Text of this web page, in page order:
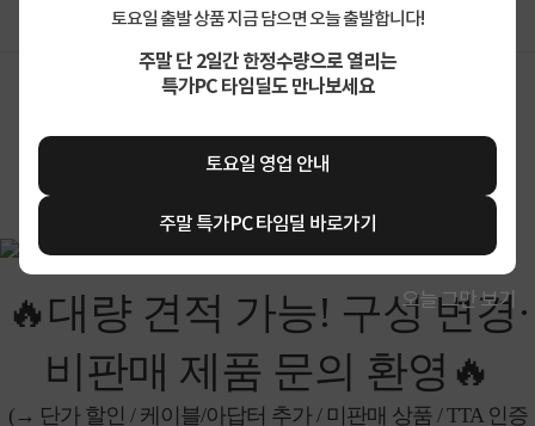
토요일 출발 상품 지금 담으면 오늘 출발합니다!
주말 단 2일간 한정수량으로 열리는
특가PC 타임딜도 만나보세요
토요일 영업 안내
주말 특가PC 타임딜 바로가기
오늘 그만 보기
상세정보 구매후기(0) Q&A(
🔥대량 견적 가능! 구성 변경·
비판매 제품 문의 환영🔥
(→ 단가 할인 / 케이블/아답터 추가 / 미판매 상품 / TTA 인증